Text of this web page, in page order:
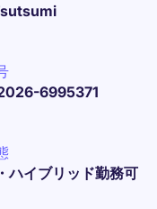
6995371
ハイブリッド勤務可